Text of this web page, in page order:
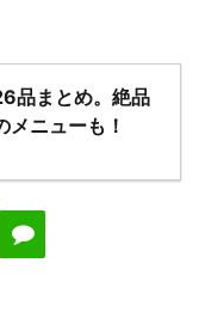
品まとめ。絶品
メニューも！